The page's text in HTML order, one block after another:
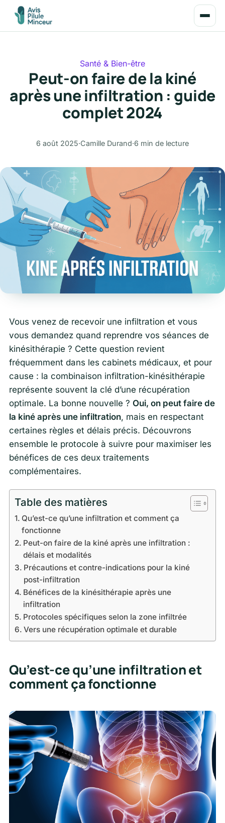
Santé & Bien-être
Peut-on faire de la kiné
après une infiltration : guide
complet 2024
6 août 2025·Camille Durand·6 min de lecture
Vous venez de recevoir une infiltration et vous
vous demandez quand reprendre vos séances de
kinésithérapie ? Cette question revient
fréquemment dans les cabinets médicaux, et pour
cause : la combinaison infiltration-kinésithérapie
représente souvent la clé d’une récupération
optimale. La bonne nouvelle ? Oui, on peut faire de
la kiné après une infiltration, mais en respectant
certaines règles et délais précis. Découvrons
ensemble le protocole à suivre pour maximiser les
bénéfices de ces deux traitements
complémentaires.
Table des matières
Qu’est-ce qu’une infiltration et comment ça
fonctionne
Peut-on faire de la kiné après une infiltration :
délais et modalités
Précautions et contre-indications pour la kiné
post-infiltration
Bénéfices de la kinésithérapie après une
infiltration
Protocoles spécifiques selon la zone infiltrée
Vers une récupération optimale et durable
Qu’est-ce qu’une infiltration et
comment ça fonctionne